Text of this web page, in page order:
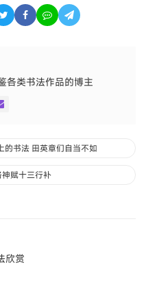
各类书法作品的博主
的书法 田英章们自当不如
赋十三行补
欣赏